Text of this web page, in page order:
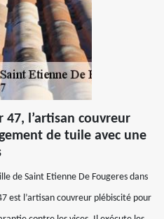
l’artisan couvreur
de tuile avec une
de Saint Etienne De Fougeres dans
est l’artisan couvreur plébiscité pour